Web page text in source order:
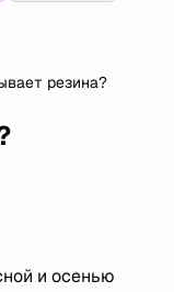
резина?
и осенью